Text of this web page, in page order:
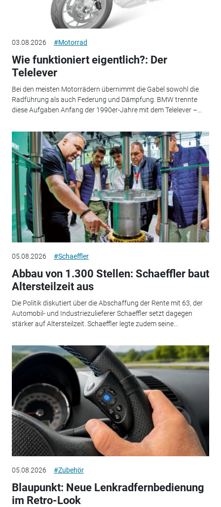
03.08.2026 #Motorrad
Wie funktioniert eigentlich?: Der
Telelever
Bei den meisten Motorrädern übernimmt die Gabel sowohl die
Radführung als auch Federung und Dämpfung. BMW trennte
diese Aufgaben Anfang der 1990er-Jahre mit dem Telelever –...
05.08.2026 #Schaeffler
Abbau von 1.300 Stellen: Schaeffler baut
Altersteilzeit aus
Die Politik diskutiert über die Abschaffung der Rente mit 63, der
Automobil- und Industriezulieferer Schaeffler setzt dagegen
stärker auf Altersteilzeit. Schaeffler legte zudem seine...
05.08.2026 #Zubehör
Blaupunkt: Neue Lenkradfernbedienung
im Retro-Look